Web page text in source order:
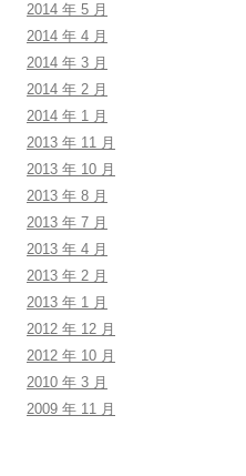
2014 年 5 月
2014 年 4 月
2014 年 3 月
2014 年 2 月
2014 年 1 月
2013 年 11 月
2013 年 10 月
2013 年 8 月
2013 年 7 月
2013 年 4 月
2013 年 2 月
2013 年 1 月
2012 年 12 月
2012 年 10 月
2010 年 3 月
2009 年 11 月